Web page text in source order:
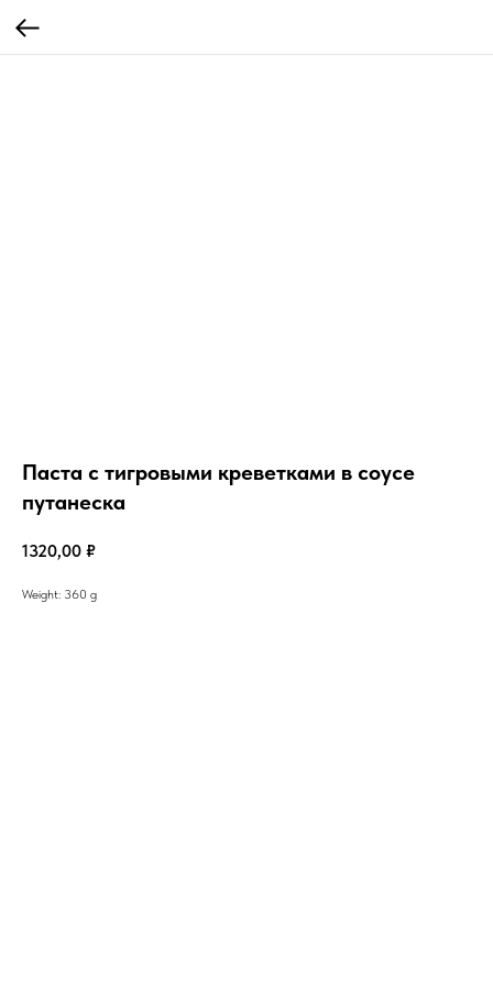
Паста с тигровыми креветками в соусе
путанеска
1320,00 ₽
Weight: 360 g